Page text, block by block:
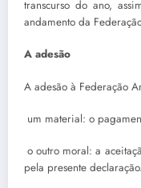
transcurso do ano,
andamento da
A adesão
A adesão à Federação
um material: o
o outro moral: a
pela presente declaração.